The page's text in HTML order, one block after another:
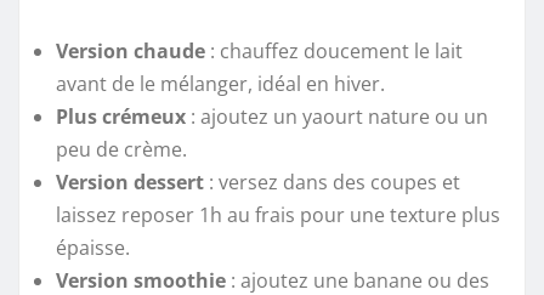
Version chaude : chauffez doucement le lait
avant de le mélanger, idéal en hiver.
Plus crémeux : ajoutez un yaourt nature ou un
peu de crème.
Version dessert : versez dans des coupes et
laissez reposer 1h au frais pour une texture plus
épaisse.
Version smoothie : ajoutez une banane ou des